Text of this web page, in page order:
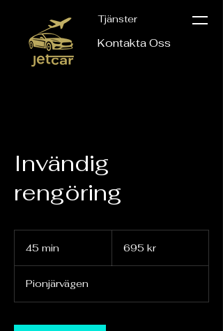
Tjänster
Kontakta Oss
Invändig
rengöring
45 min
i
n
kronor695 kr
Pionjärvägen